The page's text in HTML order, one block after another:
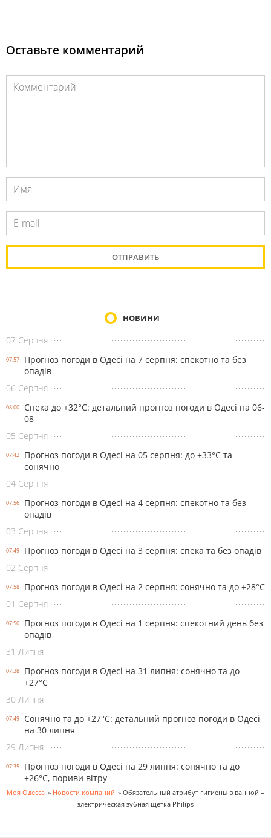
Оставьте комментарий
НОВИНИ
07 Серпня
07:57
Прогноз погоди в Одесі на 7 серпня: спекотно та без
опадів
06 Серпня
08:00
Спека до +32°С: детальний прогноз погоди в Одесі на 06-
08
05 Серпня
07:42
Прогноз погоди в Одесі на 05 серпня: до +33°С та
сонячно
04 Серпня
07:56
Прогноз погоди в Одесі на 4 серпня: спекотно та без
опадів
03 Серпня
07:49
Прогноз погоди в Одесі на 3 серпня: спека та без опадів
02 Серпня
07:58
Прогноз погоди в Одесі на 2 серпня: сонячно та до +28°С
01 Серпня
07:50
Прогноз погоди в Одесі на 1 серпня: спекотний день без
опадів
31 Липня
07:38
Прогноз погоди в Одесі на 31 липня: сонячно та до
+27°С
30 Липня
07:49
Сонячно та до +27°С: детальний прогноз погоди в Одесі
на 30 липня
29 Липня
07:35
Прогноз погоди в Одесі на 29 липня: сонячно та до
+26°С, пориви вітру
Моя Одесса » Новости компаний » Обязательный атрибут гигиены в ванной –
электрическая зубная щетка Philips